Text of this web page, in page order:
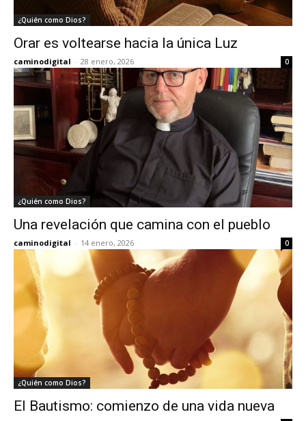
¿Quién como Dios?
Orar es voltearse hacia la única Luz
caminodigital - 28 enero, 2026 0
¿Quién como Dios?
Una revelación que camina con el pueblo
caminodigital - 14 enero, 2026 0
¿Quién como Dios?
El Bautismo: comienzo de una vida nueva